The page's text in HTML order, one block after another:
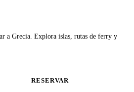
a Grecia. Explora islas, rutas de ferry y
RESERVAR